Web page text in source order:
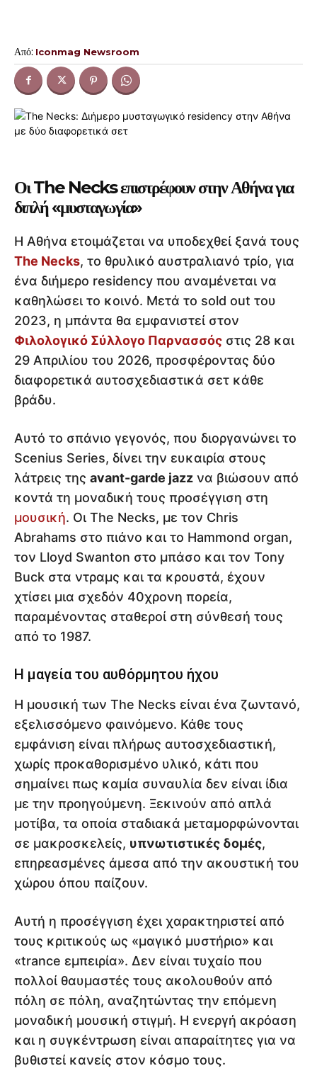
Από: Iconmag Newsroom
Οι The Necks επιστρέφουν στην Αθήνα για
διπλή «μυσταγωγία»
Η Αθήνα ετοιμάζεται να υποδεχθεί ξανά τους
The Necks, το θρυλικό αυστραλιανό τρίο, για
ένα διήμερο residency που αναμένεται να
καθηλώσει το κοινό. Μετά το sold out του
2023, η μπάντα θα εμφανιστεί στον
Φιλολογικό Σύλλογο Παρνασσός στις 28 και
29 Απριλίου του 2026, προσφέροντας δύο
διαφορετικά αυτοσχεδιαστικά σετ κάθε
βράδυ.
Αυτό το σπάνιο γεγονός, που διοργανώνει το
Scenius Series, δίνει την ευκαιρία στους
λάτρεις της avant-garde jazz να βιώσουν από
κοντά τη μοναδική τους προσέγγιση στη
μουσική. Οι The Necks, με τον Chris
Abrahams στο πιάνο και το Hammond organ,
τον Lloyd Swanton στο μπάσο και τον Tony
Buck στα ντραμς και τα κρουστά, έχουν
χτίσει μια σχεδόν 40χρονη πορεία,
παραμένοντας σταθεροί στη σύνθεσή τους
από το 1987.
Η μαγεία του αυθόρμητου ήχου
Η μουσική των The Necks είναι ένα ζωντανό,
εξελισσόμενο φαινόμενο. Κάθε τους
εμφάνιση είναι πλήρως αυτοσχεδιαστική,
χωρίς προκαθορισμένο υλικό, κάτι που
σημαίνει πως καμία συναυλία δεν είναι ίδια
με την προηγούμενη. Ξεκινούν από απλά
μοτίβα, τα οποία σταδιακά μεταμορφώνονται
σε μακροσκελείς, υπνωτιστικές δομές,
επηρεασμένες άμεσα από την ακουστική του
χώρου όπου παίζουν.
Αυτή η προσέγγιση έχει χαρακτηριστεί από
τους κριτικούς ως «μαγικό μυστήριο» και
«trance εμπειρία». Δεν είναι τυχαίο που
πολλοί θαυμαστές τους ακολουθούν από
πόλη σε πόλη, αναζητώντας την επόμενη
μοναδική μουσική στιγμή. Η ενεργή ακρόαση
και η συγκέντρωση είναι απαραίτητες για να
βυθιστεί κανείς στον κόσμο τους.